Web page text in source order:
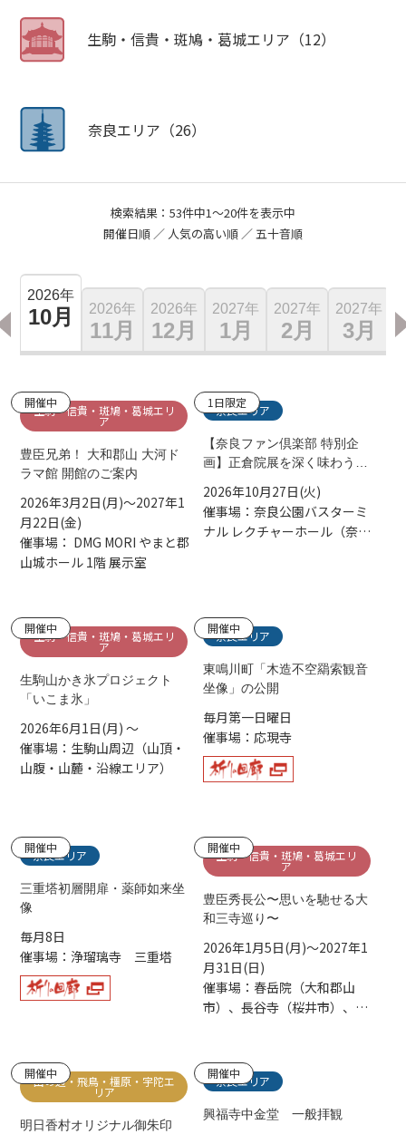
生駒・信貴・斑鳩・葛城エリア（12）
奈良エリア（26）
検索結果：53件中1～20件を表示中
開催日順／ 人気の高い順 ／ 五十音順
2026年
10月 2026年
11月
2026年
12月
2027年
1月
2027年
2月
2027年
3月
開催中
生駒・信貴・斑鳩・葛城エリ
ア
豊臣兄弟！ 大和郡山 大河ド
ラマ館 開館のご案内
2026年3月2日(月)～2027年1
月22日(金)
催事場： DMG MORI やまと郡
山城ホール 1階 展示室
1日限定
奈良エリア
【奈良ファン倶楽部 特別企
画】正倉院展を深く味わう
2026年10月27日(火)
催事場：奈良公園バスターミ
ナル レクチャーホール（奈良
開催中
生駒・信貴・斑鳩・葛城エリ
ア
生駒山かき氷プロジェクト
「いこま氷」
2026年6月1日(月) ～
催事場：生駒山周辺（山頂・
山腹・山麓・沿線エリア）
開催中
奈良エリア
東鳴川町「木造不空羂索観音
坐像」の公開
毎月第一日曜日
催事場：応現寺
開催中
奈良エリア
三重塔初層開扉・薬師如来坐
像
毎月8日
催事場：浄瑠璃寺 三重塔
開催中
生駒・信貴・斑鳩・葛城エリ
ア
豊臣秀長公〜思いを馳せる大
和三寺巡り〜
2026年1月5日(月)～2027年1
月31日(日)
催事場：春岳院（大和郡山
市）、長谷寺（桜井市）、壷
開催中
山の辺・飛鳥・橿原・宇陀エ
リア
明日香村オリジナル御朱印
開催中
奈良エリア
興福寺中金堂 一般拝観